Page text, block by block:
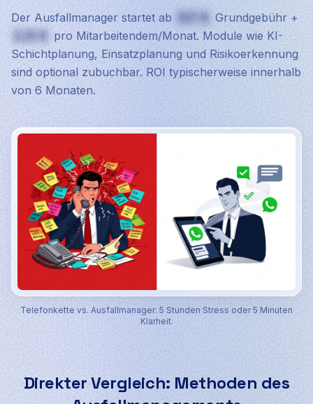
Der Ausfallmanager startet ab 527 € Grundgebühr +
2,25 € pro Mitarbeitendem/Monat. Module wie KI-
Schichtplanung, Einsatzplanung und Risikoerkennung
sind optional zubuchbar. ROI typischerweise innerhalb
von 6 Monaten.
Telefonkette vs. Ausfallmanager: 5 Stunden Stress oder 5 Minuten
Klarheit.
Direkter Vergleich: Methoden des